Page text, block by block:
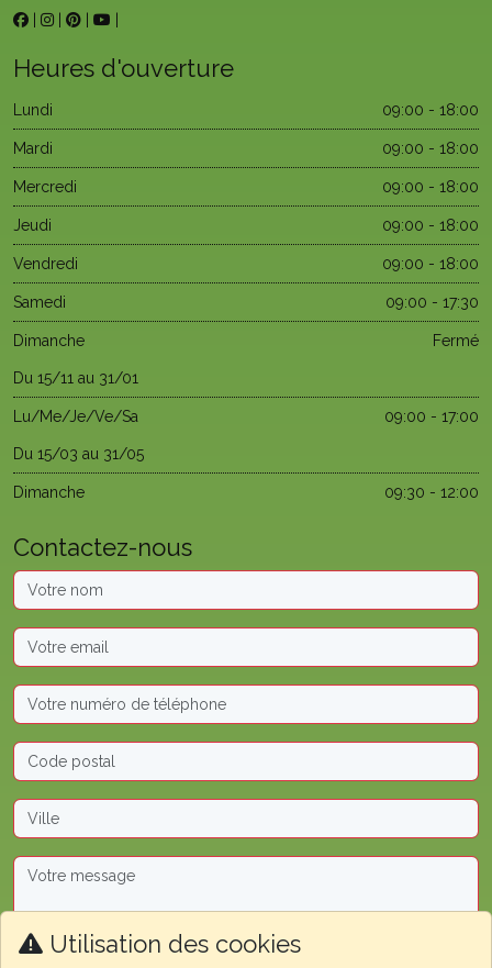
Utilisation des cookies
Heures d'ouverture
Lundi 09:00 - 18:00
Mardi 09:00 - 18:00
Mercredi 09:00 - 18:00
Jeudi 09:00 - 18:00
Vendredi 09:00 - 18:00
Samedi 09:00 - 17:30
Dimanche Fermé
Du 15/11 au 31/01
Lu/Me/Je/Ve/Sa 09:00 - 17:00
Du 15/03 au 31/05
Dimanche 09:30 - 12:00
Contactez-nous